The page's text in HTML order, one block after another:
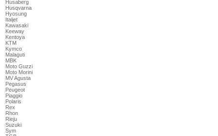
Husaberg
Husqvarna
Hyosung
Italjet
Kawasaki
Keeway
Kentoya
KTM
Kymco
Malaguti
MBK
Moto Guzzi
Moto Morini
MV Agusta
Pegasus
Peugeot
Piaggio
Polaris
Rex
Rhon
Rieju
Suzuki
Sym